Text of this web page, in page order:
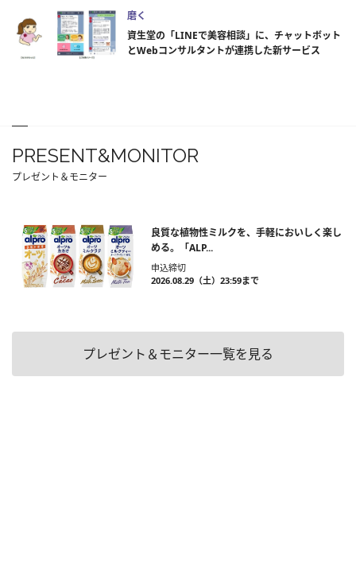
磨く
資生堂の「LINEで美容相談」に、チャットボット
とWebコンサルタントが連携した新サービス
PRESENT&MONITOR
プレゼント＆モニター
良質な植物性ミルクを、手軽においしく楽し
める。「ALP...
申込締切
2026.08.29（土）23:59まで
プレゼント＆モニター一覧を見る